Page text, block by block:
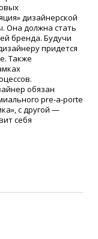
дизайнерской
Она должна стать
бренда. Будучи
придется
Также
обязан
pre-a-porte
с другой —
себя